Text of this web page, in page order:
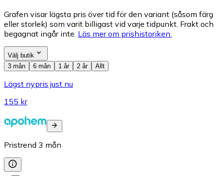
Grafen visar lägsta pris över tid för den variant (såsom färg
eller storlek) som varit billigast vid varje tidpunkt. Frakt och
begagnat ingår inte. Läs mer om prishistoriken.
Välj butik
3 mån
6 mån 1 år 2 år Allt
Lägst nypris just nu
155 kr
Pristrend 3 mån